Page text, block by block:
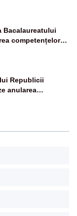
Bacalaureatului
competențelor
Republicii
anularea
Române